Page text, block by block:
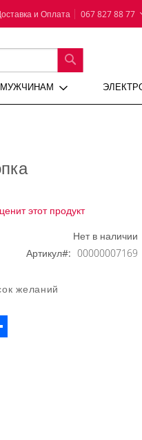
и Оплата 067 827 88 77
ПОИСК
МУЖЧИНАМ
этот продукт
Нет в наличии
Артикул
00000007169
желаний